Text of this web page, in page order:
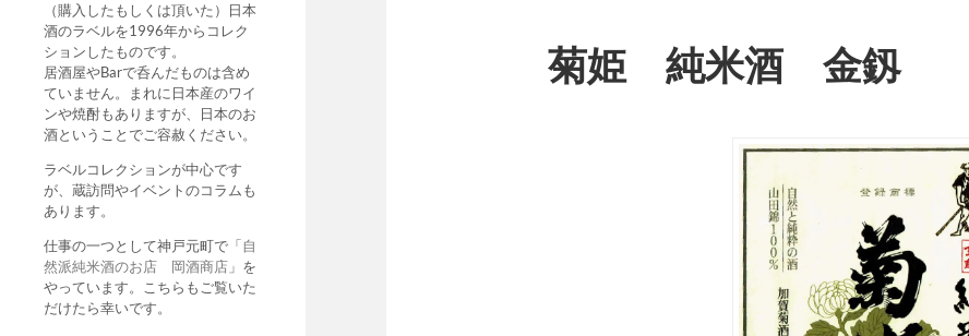
（購入したもしくは頂いた）日本
酒のラベルを1996年からコレク
ションしたものです。
居酒屋やBarで呑んだものは含め
ていません。まれに日本産のワイ
ンや焼酎もありますが、日本のお
酒ということでご容赦ください。
ラベルコレクションが中心です
が、蔵訪問やイベントのコラムも
あります。
仕事の一つとして神戸元町で「自
然派純米酒のお店 岡酒商店 」を
やっています。こちらもご覧いた
だけたら幸いです。
菊姫 純米酒 金釼